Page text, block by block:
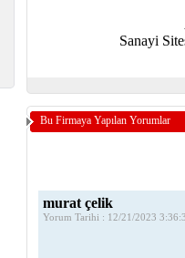
Sanayi
Bu Firmaya Yapılan Yorumlar
murat çelik
Yorum Tarihi : 12/21/2023